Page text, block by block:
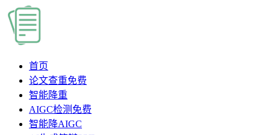
首页
论文查重免费
智能降重
AIGC检测 免费
智能降AIGC